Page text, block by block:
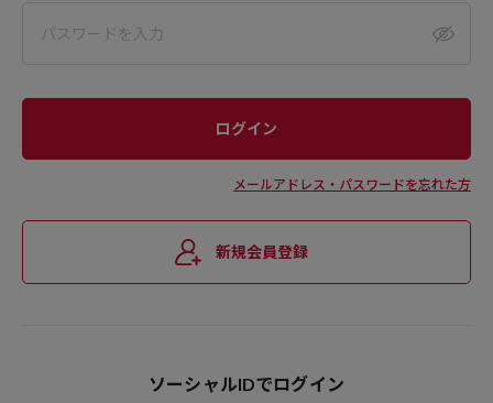
メールアドレス・パスワードを忘れた方
新規会員登録
ソーシャルIDでログイン